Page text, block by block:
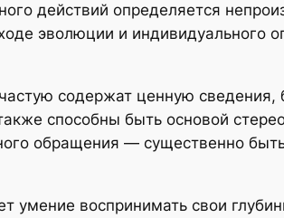
действий определяется
эволюции и
содержат ценную
способны быть основой
обращения — существенно
умение воспринимать свои